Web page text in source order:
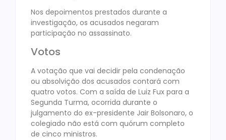
Nos depoimentos prestados durante a
investigação, os acusados negaram
participação no assassinato.
Votos
A votação que vai decidir pela condenação
ou absolvição dos acusados contará com
quatro votos. Com a saída de Luiz Fux para a
Segunda Turma, ocorrida durante o
julgamento do ex-presidente Jair Bolsonaro, o
colegiado não está com quórum completo
de cinco ministros.